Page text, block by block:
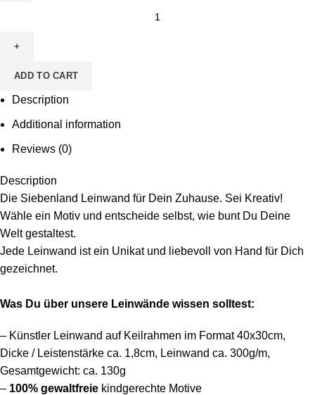
Ausmalen
Motiv
Roboter
ADD TO CART
Description
Additional information
Reviews (0)
Description
Die Siebenland Leinwand für Dein Zuhause. Sei Kreativ!
Wähle ein Motiv und entscheide selbst, wie bunt Du Deine
Welt gestaltest.
Jede Leinwand ist ein Unikat und liebevoll von Hand für Dich
gezeichnet.
Was Du über unsere Leinwände wissen solltest:
– Künstler Leinwand auf Keilrahmen im Format 40x30cm,
Dicke / Leistenstärke ca. 1,8cm, Leinwand ca. 300g/m,
Gesamtgewicht: ca. 130g
– 100% gewaltfreie kindgerechte Motive